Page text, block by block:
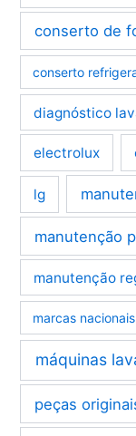
conserto de
conserto
diagnóstico
electrolux
lg
manutenção
manutenção
marcas nacionais
máquinas
peças